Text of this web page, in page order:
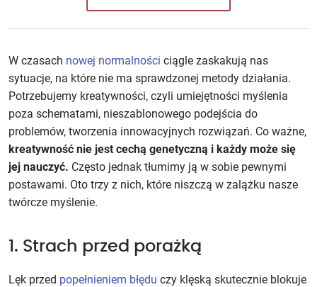
W czasach nowej normalności ciągle zaskakują nas
sytuacje, na które nie ma sprawdzonej metody działania.
Potrzebujemy kreatywności, czyli umiejętności myślenia
poza schematami, nieszablonowego podejścia do
problemów, tworzenia innowacyjnych rozwiązań. Co ważne,
kreatywność nie jest cechą genetyczną i każdy może się
jej nauczyć. Często jednak tłumimy ją w sobie pewnymi
postawami. Oto trzy z nich, które niszczą w zalążku nasze
twórcze myślenie.
1. Strach przed porażką
Lęk przed popełnieniem błędu czy klęską skutecznie blokuje